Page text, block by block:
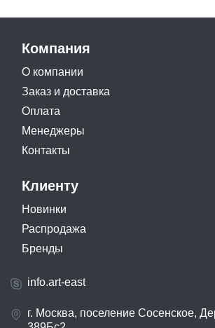
Компания
О компании
Заказ и доставка
Оплата
Менеджеры
Контакты
Клиенту
Новинки
Распродажа
Бренды
info.art-east
г. Москва, поселение Сосенское,